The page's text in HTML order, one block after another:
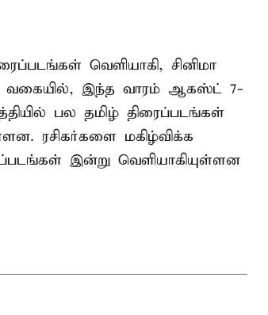
வெளியாகி, சினிமா
வகையில், இந்த வாரம் ஆகஸ்ட் 7-
பல தமிழ் திரைப்படங்கள்
ரசிகர்களை மகிழ்விக்க
இன்று வெளியாகியுள்ளன